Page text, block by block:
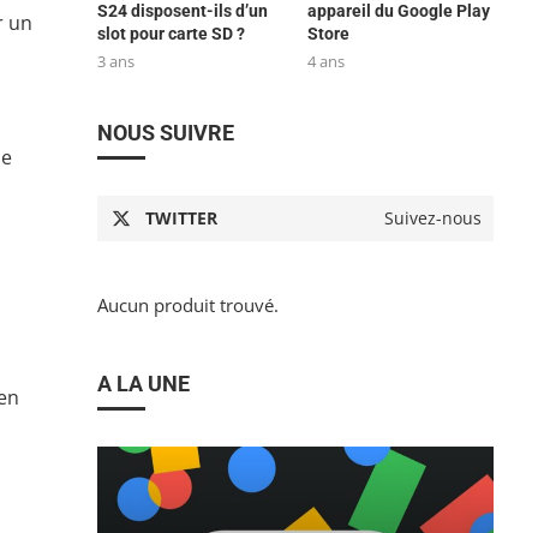
un
S24 disposent-ils d’un
slot pour carte SD ?
3 ans
appareil du Google Play
Store
4 ans
NOUS SUIVRE
TWITTER Suivez-nous
Aucun produit trouvé.
A LA UNE